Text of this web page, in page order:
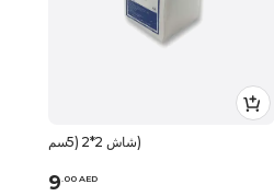
شاش 2*2 (5سم)
9 00 AED